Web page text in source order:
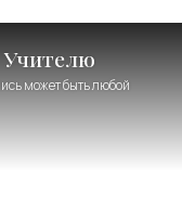
Учителю
может быть любой